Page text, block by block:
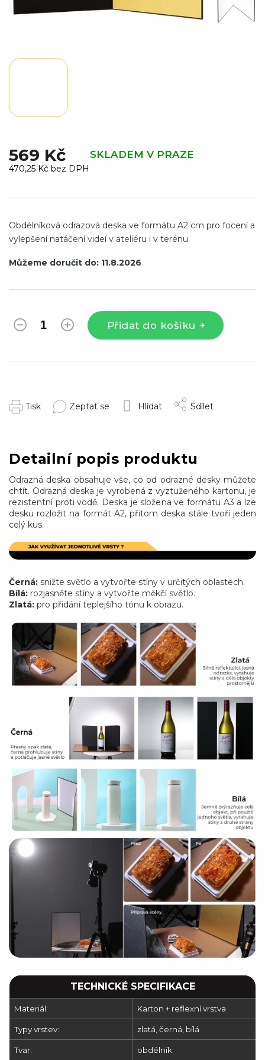
569 Kč SKLADEM V PRAZE
470,25 Kč bez DPH
cena:
Můžeme doručit do: 11.8.2026
Přidat do košíku
Obdélníková odrazová deska ve formátu A2 cm pro focení a
vylepšení natáčení videí v ateliéru i v terénu.
Tisk Zeptat se Hlídat Sdílet
Detailní popis produktu
Odrazná deska obsahuje vše, co od odrazné desky můžete
chtít. Odrazná deska je vyrobená z vyztuženého kartonu, je
rezistentní proti vodě. Deska je složena ve formátu A3 a lze
desku rozložit na formát A2, přitom deska stále tvoří jeden
celý kus.
Černá: snižte světlo a vytvořte stíny v určitých oblastech.
Bílá: rozjasněte stíny a vytvořte měkčí světlo.
Zlatá: pro přidání teplejšího tónu k obrazu.
TECHNICKÉ SPECIFIKACE
Materiál: Karton + reflexní vrstva
Typy vrstev: zlatá, černá, bílá
Tvar: obdélník